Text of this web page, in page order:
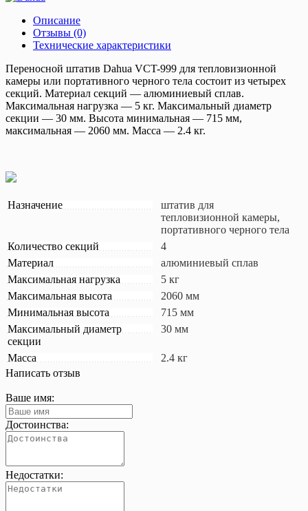
Описание
Отзывы (0)
Технические характеристики
Переносной штатив Dahua VCT-999 для тепловизионной
камеры или портативного черного тела состоит из четырех
секций. Материал секций — алюминиевый сплав.
Максимальная нагрузка — 5 кг. Максимальный диаметр
секции — 30 мм. Высота минимальная — 715 мм,
максимальная — 2060 мм. Масса — 2.4 кг.
Назначение
штатив для
тепловизионной камеры,
портативного черного тела
Количество секций
4
Материал
алюминиевый сплав
Максимальная нагрузка
5 кг
Максимальная высота
2060 мм
Минимальная высота
715 мм
Максимальный диаметр
секции
30 мм
Масса
2.4 кг
Написать отзыв
Ваше имя:
Достоинства:
Недостатки: